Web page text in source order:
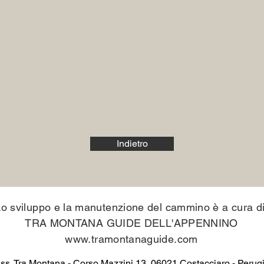
Indietro
sviluppo e la manutenzione del cammino è a cura di
TRA MONTANA GUIDE DELL'APPENNINO
www.tramontanaguide.com